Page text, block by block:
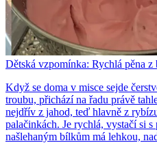
Dětská vzpomínka: Rychlá pěna z
Když se doma v misce sejde
troubu, přichází na řadu právě
nejdřív z jahod, teď hlavně z
palačinkách. Je rychlá, vystačí si
našlehaným bílkům má lehkou,